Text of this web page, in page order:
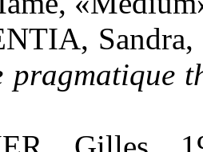
pragmatique